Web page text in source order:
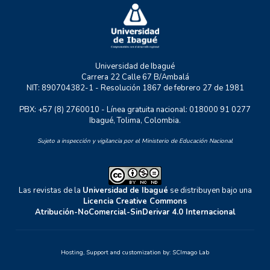
Universidad de Ibagué
Carrera 22 Calle 67 B/Ambalá
NIT: 890704382-1 - Resolución 1867 de febrero 27 de 1981
PBX: +57 (8) 2760010 - Línea gratuita nacional: 018000 91 0277
Ibagué, Tolima, Colombia.
Sujeto a inspección y vigilancia por el Ministerio de Educación Nacional
Las revistas de la Universidad de Ibagué se distribuyen bajo una
Licencia Creative Commons
Atribución-NoComercial-SinDerivar 4.0 Internacional
Hosting, Support and customization by: SCImago Lab